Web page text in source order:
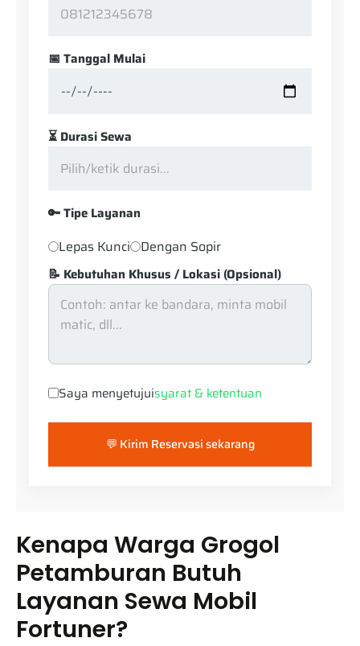
📅 Tanggal Mulai
⏳ Durasi Sewa
🔑 Tipe Layanan
Lepas Kunci Dengan Sopir
📝 Kebutuhan Khusus / Lokasi (Opsional)
Saya menyetujuisyarat & ketentuan
💬 Kirim Reservasi sekarang
Kenapa Warga Grogol
Petamburan Butuh
Layanan Sewa Mobil
Fortuner?